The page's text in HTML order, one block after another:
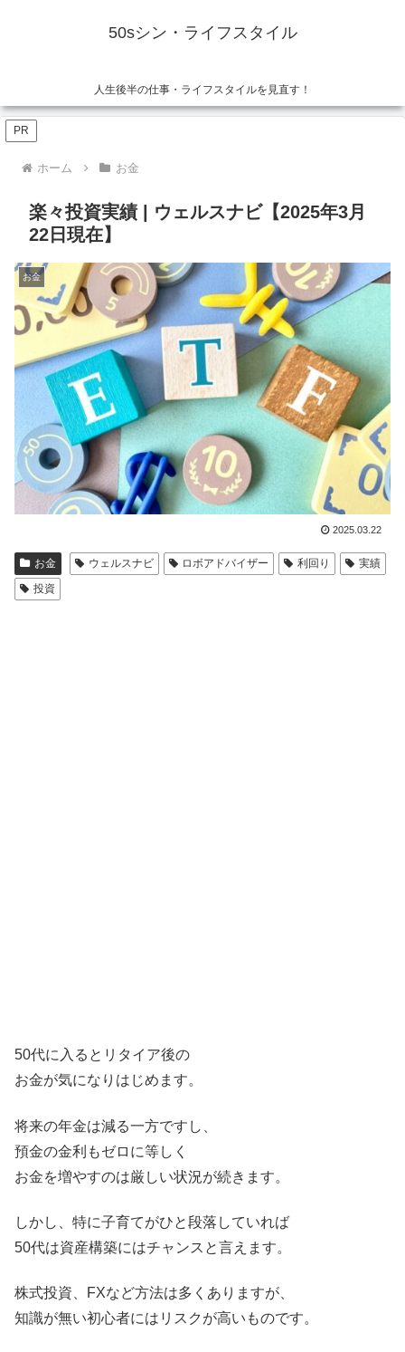
50sシン・ライフスタイル
人生後半の仕事・ライフスタイルを見直す！
PR
ホーム お金
楽々投資実績 | ウェルスナビ【2025年3月
22日現在】
お金
2025.03.22
お金 ウェルスナビ ロボアドバイザー 利回り
実績
投資
50代に入るとリタイア後の
お金が気になりはじめます。
将来の年金は減る一方ですし、
預金の金利もゼロに等しく
お金を増やすのは厳しい状況が続きます。
しかし、特に子育てがひと段落していれば
50代は資産構築にはチャンスと言えます。
株式投資、FXなど方法は多くありますが、
知識が無い初心者にはリスクが高いものです。